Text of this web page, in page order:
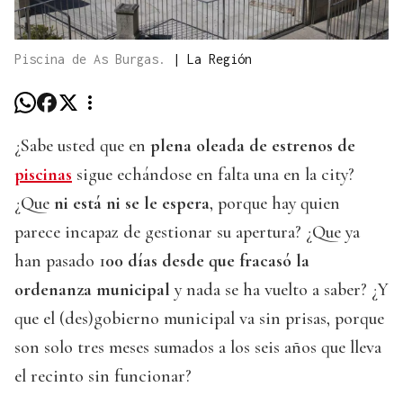
Piscina de As Burgas. | La Región
¿Sabe usted que en plena oleada de estrenos de
piscinas sigue echándose en falta una en la city?
¿Que ni está ni se le espera, porque hay quien
parece incapaz de gestionar su apertura? ¿Que ya
han pasado 100 días desde que fracasó la
ordenanza municipal y nada se ha vuelto a saber? ¿Y
que el (des)gobierno municipal va sin prisas, porque
son solo tres meses sumados a los seis años que lleva
el recinto sin funcionar?